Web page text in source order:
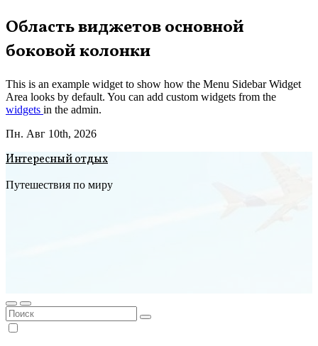
Перейти
к
содержимому
Область виджетов основной
боковой колонки
This is an example widget to show how the Menu Sidebar Widget
Area looks by default. You can add custom widgets from the
widgets in the admin.
Пн. Авг 10th, 2026
Интересный отдых
Путешествия по миру